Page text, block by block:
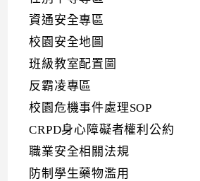
資通安全專區
校園安全地圖
班級教室配置圖
反霸凌專區
校園危機事件處理SOP
CRPD身心障礙者權利公約
職業安全相關法規
防制學生藥物濫用